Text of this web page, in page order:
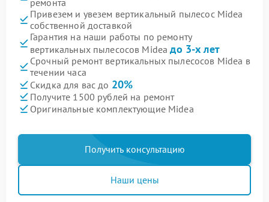
ремонта
Привезем и увезем вертикальный пылесос Midea
собственной доставкой
Гарантия на наши работы по ремонту
вертикальных пылесосов Mideaдо 3-х лет
Срочный ремонт вертикальных пылесосов Midea в
течении часа
Скидка для вас до 20%
Получите 1500 рублей на ремонт
Оригинальные комплектующие Midea
Получить консультацию
Наши цены